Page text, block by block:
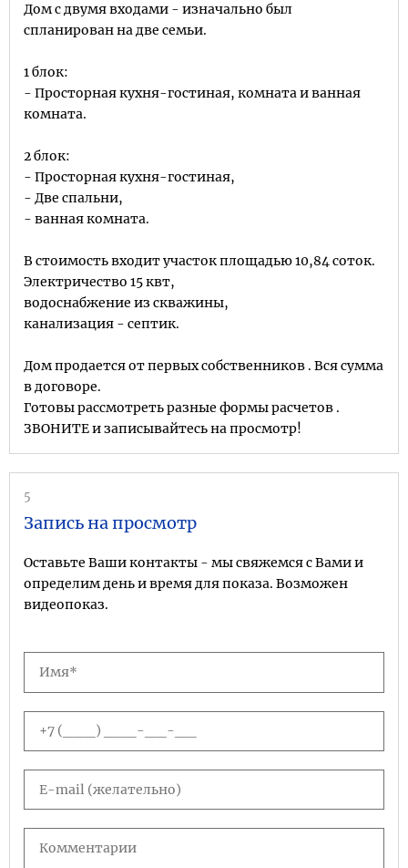
Дом с двумя входами - изначально был
спланирован на две семьи.
1 блок:
- Просторная кухня-гостиная, комната и ванная
комната.
2 блок:
- Просторная кухня-гостиная,
- Две спальни,
- ванная комната.
В стоимость входит участок площадью 10,84 соток.
Электричество 15 квт,
водоснабжение из скважины,
канализация - септик.
Дом продается от первых собственников . Вся сумма
в договоре.
Готовы рассмотреть разные формы расчетов .
ЗВОНИТЕ и записывайтесь на просмотр!
5
Запись на просмотр
Оставьте Ваши контакты - мы свяжемся с Вами и
определим день и время для показа. Возможен
видеопоказ.